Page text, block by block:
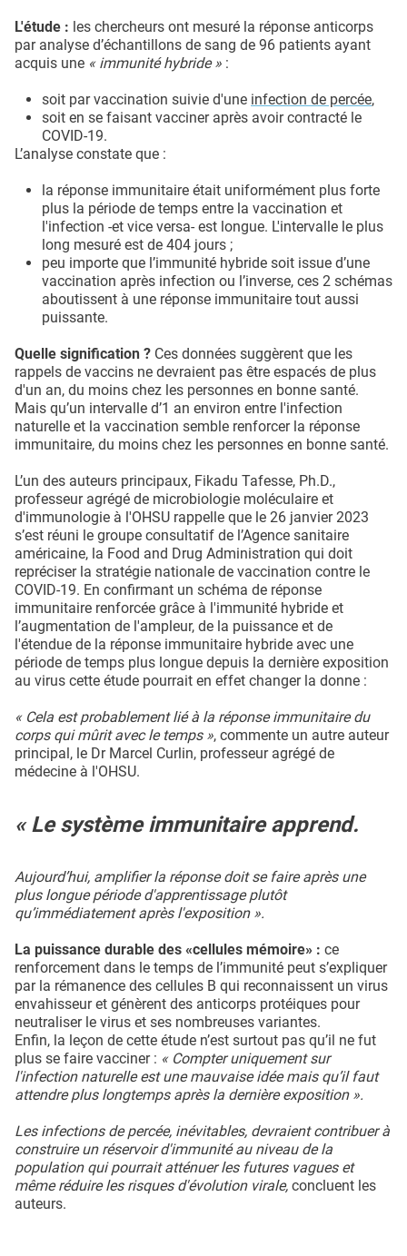
L'étude : les chercheurs ont mesuré la réponse anticorps
par analyse d’échantillons de sang de 96 patients ayant
acquis une « immunité hybride » :
soit par vaccination suivie d'une infection de percée,
soit en se faisant vacciner après avoir contracté le
COVID-19.
L’analyse constate que :
la réponse immunitaire était uniformément plus forte
plus la période de temps entre la vaccination et
l'infection -et vice versa- est longue. L'intervalle le plus
long mesuré est de 404 jours ;
peu importe que l’immunité hybride soit issue d’une
vaccination après infection ou l’inverse, ces 2 schémas
aboutissent à une réponse immunitaire tout aussi
puissante.
Quelle signification ? Ces données suggèrent que les
rappels de vaccins ne devraient pas être espacés de plus
d'un an, du moins chez les personnes en bonne santé.
Mais qu’un intervalle d’1 an environ entre l'infection
naturelle et la vaccination semble renforcer la réponse
immunitaire, du moins chez les personnes en bonne santé.
L’un des auteurs principaux, Fikadu Tafesse, Ph.D.,
professeur agrégé de microbiologie moléculaire et
d'immunologie à l'OHSU rappelle que le 26 janvier 2023
s’est réuni le groupe consultatif de l’Agence sanitaire
américaine, la Food and Drug Administration qui doit
repréciser la stratégie nationale de vaccination contre le
COVID-19. En confirmant un schéma de réponse
immunitaire renforcée grâce à l'immunité hybride et
l’augmentation de l'ampleur, de la puissance et de
l'étendue de la réponse immunitaire hybride avec une
période de temps plus longue depuis la dernière exposition
au virus cette étude pourrait en effet changer la donne :
« Cela est probablement lié à la réponse immunitaire du
corps qui mûrit avec le temps », commente un autre auteur
principal, le Dr Marcel Curlin, professeur agrégé de
médecine à l'OHSU.
« Le système immunitaire apprend.
Aujourd’hui, amplifier la réponse doit se faire après une
plus longue période d'apprentissage plutôt
qu’immédiatement après l'exposition ».
La puissance durable des «cellules mémoire» : ce
renforcement dans le temps de l’immunité peut s’expliquer
par la rémanence des cellules B qui reconnaissent un virus
envahisseur et génèrent des anticorps protéiques pour
neutraliser le virus et ses nombreuses variantes.
Enfin, la leçon de cette étude n’est surtout pas qu’il ne fut
plus se faire vacciner : « Compter uniquement sur
l'infection naturelle est une mauvaise idée mais qu’il faut
attendre plus longtemps après la dernière exposition ».
Les infections de percée, inévitables, devraient contribuer à
construire un réservoir d'immunité au niveau de la
population qui pourrait atténuer les futures vagues et
même réduire les risques d'évolution virale, concluent les
auteurs.